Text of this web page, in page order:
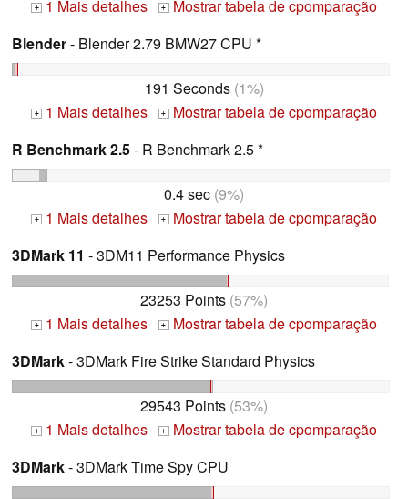
+ 1 Mais detalhes + Mostrar tabela de cpomparação
Blender- Blender 2.79 BMW27 CPU *
191 Seconds(1%)
+ 1 Mais detalhes + Mostrar tabela de cpomparação
R Benchmark 2.5- R Benchmark 2.5 *
0.4 sec (9%)
+ 1 Mais detalhes + Mostrar tabela de cpomparação
3DMark 11 - 3DM11 Performance Physics
23253 Points (57%)
+ 1 Mais detalhes + Mostrar tabela de cpomparação
3DMark- 3DMark Fire Strike Standard Physics
29543 Points (53%)
+ 1 Mais detalhes + Mostrar tabela de cpomparação
3DMark- 3DMark Time Spy CPU